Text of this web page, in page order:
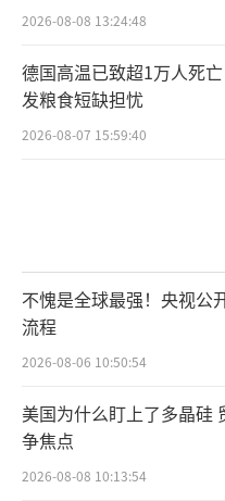
2026-08-08 13:24:48
德国高温已致超1万人死
发粮食短缺担忧
2026-08-07 15:59:40
不愧是全球最强！央视公
流程
2026-08-06 10:50:54
美国为什么盯上了多晶硅
争焦点
2026-08-08 10:13:54